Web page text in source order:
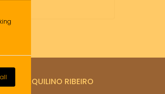
AQUILINO RIBEIRO